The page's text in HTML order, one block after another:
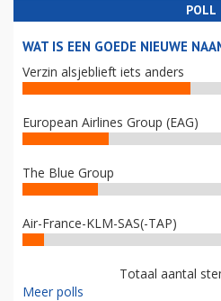
POLL
WAT IS EEN GOEDE NIEUWE
Verzin alsjeblieft iets anders
European Airlines Group (EAG)
The Blue Group
Air-France-KLM-SAS(-TAP)
Totaal aantal
Meer polls